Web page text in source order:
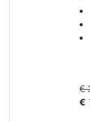
€
€